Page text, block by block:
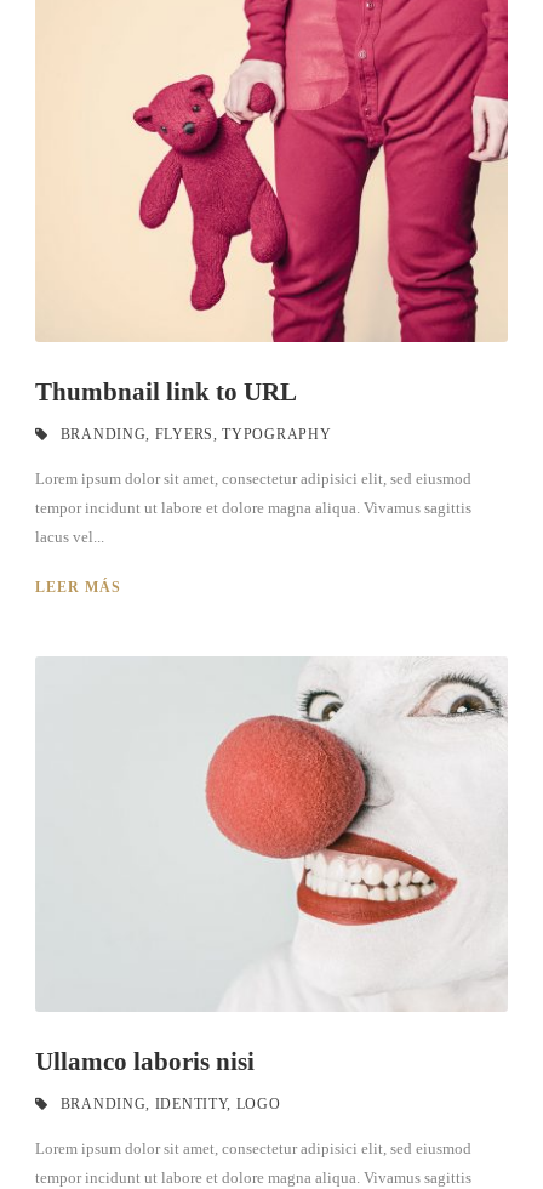
Thumbnail link to URL
BRANDING, FLYERS, TYPOGRAPHY
Lorem ipsum dolor sit amet, consectetur adipisici elit, sed eiusmod
tempor incidunt ut labore et dolore magna aliqua. Vivamus sagittis
lacus vel...
LEER MÁS
Ullamco laboris nisi
BRANDING IDENTITY, LOGO
Lorem ipsum dolor sit amet, consectetur adipisici elit, sed eiusmod
tempor incidunt ut labore et dolore magna aliqua. Vivamus sagittis